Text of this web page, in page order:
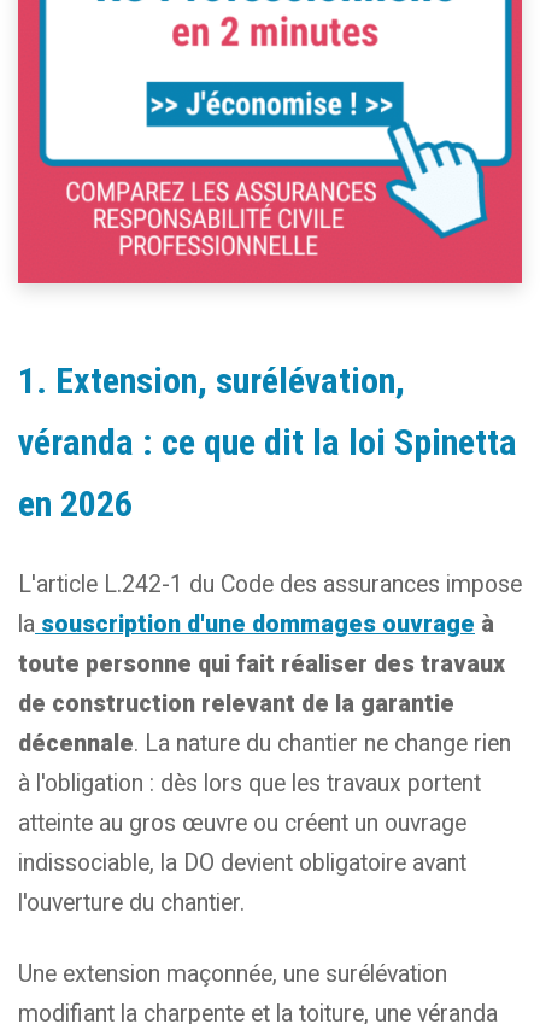
1. Extension, surélévation,
véranda : ce que dit la loi Spinetta
en 2026
L'article L.242-1 du Code des assurances impose
la souscription d'une dommages ouvrage à
toute personne qui fait réaliser des travaux
de construction relevant de la garantie
décennale. La nature du chantier ne change rien
à l'obligation : dès lors que les travaux portent
atteinte au gros œuvre ou créent un ouvrage
indissociable, la DO devient obligatoire avant
l'ouverture du chantier.
Une extension maçonnée, une surélévation
modifiant la charpente et la toiture, une véranda